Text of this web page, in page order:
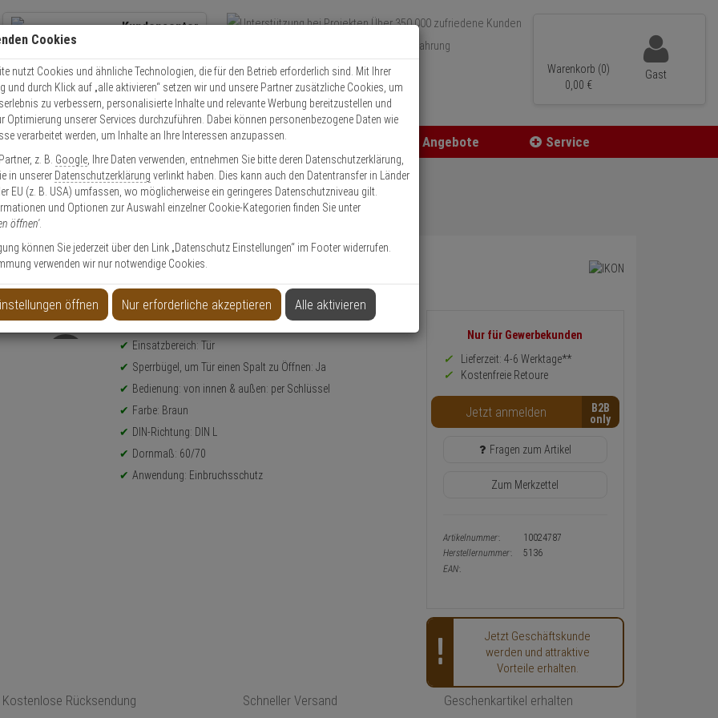
Kundencenter
Kontaktservice nutzen
Mo. - Do.: 8:00 - 16:30 Fr. 8:00 - 14:00 Uhr
Über 350.000 zufriedene Kunden
Über 15 Jahre Erfahrung
Schneller Versand
Warenkorb (0)
0, 00 €
Gast
Zutritt Einbruch Angebote Service
Sys. TK5 5136 BN DIN-L
5136 BN DIN-L
Produktinformationen
Türzusatzschloss, Kastenriegelschloss - Modell: TK5
Einsatzbereich: Tür
Sperrbügel, um Tür einen Spalt zu Öffnen: Ja
Bedienung: von innen & außen: per Schlüssel
Farbe: Braun
DIN-Richtung: DIN L
Dornmaß: 60/70
Anwendung: Einbruchsschutz
Informationen
Preis,
Verfügbakeit
Warenkorb-
oder
Konfigurieren-
Nur für Gewerbekunden
Lieferzeit: 4-6 Werktage**
Kostenfreie Retoure
Jetzt anmelden B2B
Fragen zum Artikel
Zum Merkzettel
Artikelnummer:
10024787
Herstellernummer:
5136
EAN:
Jetzt Geschäftskunde
werden und attraktive
Vorteile erhalten.
Kostenlose Rücksendung Schneller Versand Geschenkartikel erhalten
Cookies
nutzt Cookies und ähnliche Technologien, die für den Betrieb erforderlich sind. Mit Ihrer
und durch Klick auf „alle aktivieren“ setzen wir und unsere Partner zusätzliche Cookies, um
zu verbessern, personalisierte Inhalte und relevante Werbung bereitzustellen und
Optimierung unserer Services durchzuführen. Dabei können personenbezogene Daten wie
verarbeitet werden, um Inhalte an Ihre Interessen anzupassen.
z. B. Google , Ihre Daten verwenden, entnehmen Sie bitte deren Datenschutzerklärung,
in unserer Datenschutzerklärung verlinkt haben. Dies kann auch den Datentransfer in Länder
EU (z. B. USA) umfassen, wo möglicherweise ein geringeres Datenschutzniveau gilt.
und Optionen zur Auswahl einzelner Cookie-Kategorien finden Sie unter
öffnen'.
können Sie jederzeit über den Link „Datenschutz Einstellungen“ im Footer widerrufen.
verwenden wir nur notwendige Cookies.
öffnen Nur erforderliche akzeptieren Alle aktivieren